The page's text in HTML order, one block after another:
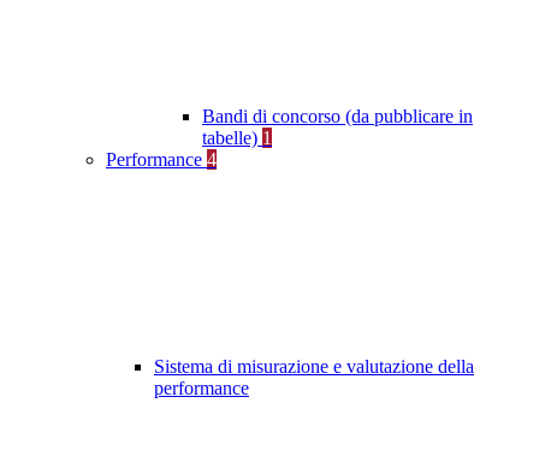
Bandi di concorso (da pubblicare in
tabelle) 1
Performance 4
Sistema di misurazione e valutazione della
performance